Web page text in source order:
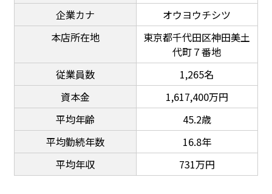
企業カナ
オウヨウチシツ
本店所在地
東京都千代田区神田美土
代町７番地
従業員数
1,265名
資本金
1,617,400万円
平均年齢
45.2歳
平均勤続年数
16.8年
平均年収
731万円